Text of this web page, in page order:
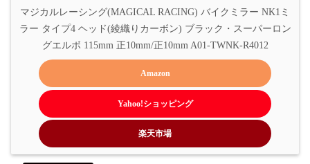
マジカルレーシング(MAGICAL RACING) バイクミラー NK1ミ
ラー タイプ4 ヘッド(綾織りカーボン) ブラック・スーパーロン
グエルボ 115mm 正10mm/正10mm A01-TWNK-R4012
Amazon
Yahoo!ショッピング
楽天市場